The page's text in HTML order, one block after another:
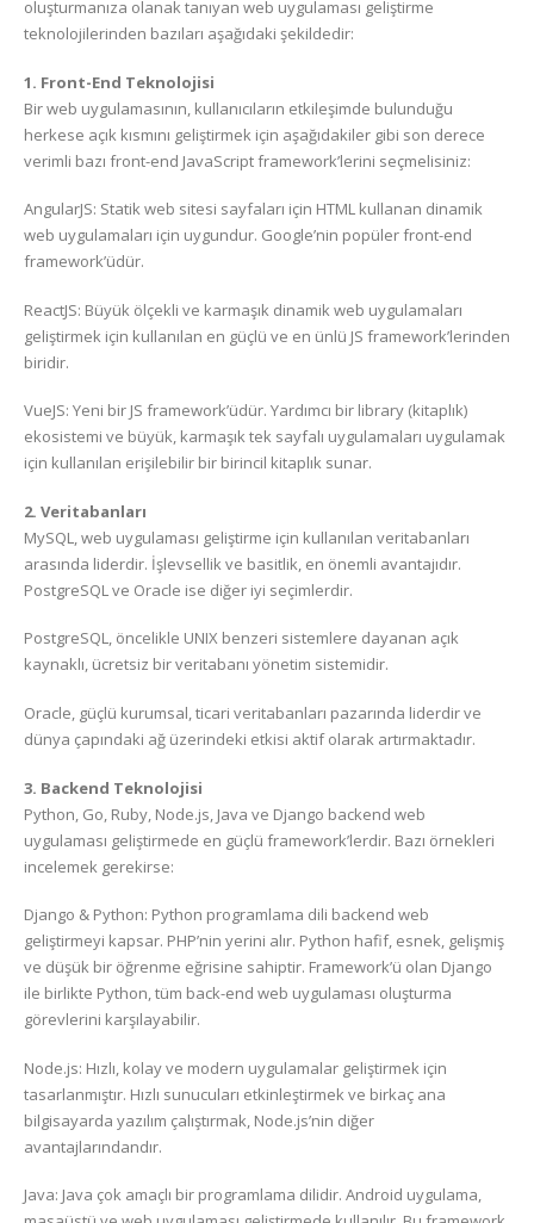
oluşturmanıza olanak tanıyan web uygulaması geliştirme
teknolojilerinden bazıları aşağıdaki şekildedir:
1. Front-End Teknolojisi
Bir web uygulamasının, kullanıcıların etkileşimde bulunduğu
herkese açık kısmını geliştirmek için aşağıdakiler gibi son derece
verimli bazı front-end JavaScript framework’lerini seçmelisiniz:
AngularJS: Statik web sitesi sayfaları için HTML kullanan dinamik
web uygulamaları için uygundur. Google’nin popüler front-end
framework’üdür.
ReactJS: Büyük ölçekli ve karmaşık dinamik web uygulamaları
geliştirmek için kullanılan en güçlü ve en ünlü JS framework’lerinden
biridir.
VueJS: Yeni bir JS framework’üdür. Yardımcı bir library (kitaplık)
ekosistemi ve büyük, karmaşık tek sayfalı uygulamaları uygulamak
için kullanılan erişilebilir bir birincil kitaplık sunar.
2. Veritabanları
MySQL, web uygulaması geliştirme için kullanılan veritabanları
arasında liderdir. İşlevsellik ve basitlik, en önemli avantajıdır.
PostgreSQL ve Oracle ise diğer iyi seçimlerdir.
PostgreSQL, öncelikle UNIX benzeri sistemlere dayanan açık
kaynaklı, ücretsiz bir veritabanı yönetim sistemidir.
Oracle, güçlü kurumsal, ticari veritabanları pazarında liderdir ve
dünya çapındaki ağ üzerindeki etkisi aktif olarak artırmaktadır.
3. Backend Teknolojisi
Python, Go, Ruby, Node.js, Java ve Django backend web
uygulaması geliştirmede en güçlü framework’lerdir. Bazı örnekleri
incelemek gerekirse:
Django & Python: Python programlama dili backend web
geliştirmeyi kapsar. PHP’nin yerini alır. Python hafif, esnek, gelişmiş
ve düşük bir öğrenme eğrisine sahiptir. Framework’ü olan Django
ile birlikte Python, tüm back-end web uygulaması oluşturma
görevlerini karşılayabilir.
Node.js: Hızlı, kolay ve modern uygulamalar geliştirmek için
tasarlanmıştır. Hızlı sunucuları etkinleştirmek ve birkaç ana
bilgisayarda yazılım çalıştırmak, Node.js’nin diğer
avantajlarındandır.
Java: Java çok amaçlı bir programlama dilidir. Android uygulama,